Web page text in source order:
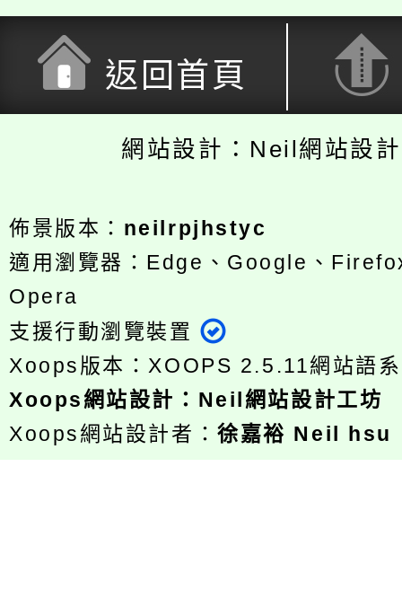
返回首頁
網站設計：Neil網站設
佈景版本： neilrpjhstyc
適用瀏覽器：Edge、Google、
Opera
支援行動瀏覽裝置
Xoops版本： XOOPS 2.5.11網站語
Xoops網站設計 ： Neil網站設計工坊
Xoops網站設計者：徐嘉裕 Neil hsu